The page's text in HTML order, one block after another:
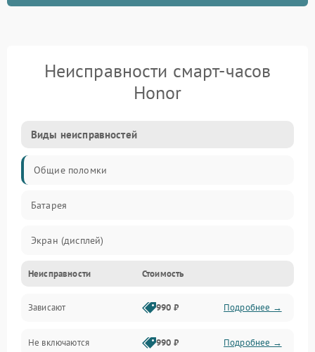
Неисправности смарт-часов
Honor
Виды неисправностей
Общие поломки
Батарея
Экран (дисплей)
Электропитание
Датчики
Связь
Неисправности Стоимость
Зависают 990 ₽ Подробнее →
Не включаются 990 ₽ Подробнее →